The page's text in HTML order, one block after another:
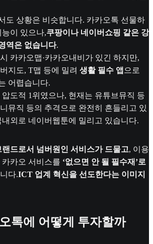
도 상황은 비슷합니다. 카카오톡 선물하
이 있으나,쿠팡이나 네이버쇼핑 같은 강
역은 없습니다.
카카오맵·카카오내비가 있긴 하지만,
지도, T맵 등에 밀려 생활 필수 앱 으로
어렵습니다.
도적 1위였으나, 현재는 유튜브뮤직 등
뮤직 등의 추격으로 완전히 흔들리고 있
외로 네이버웹툰에 밀리고 있습니다.
드로서 넘버원인 서비스가 드물고, 이용
카오 서비스를 ‘없으면 안 될 필수재’로
다.ICT 업계 혁신을 선도한다는 이미지
톡에 어떻게 투자할까